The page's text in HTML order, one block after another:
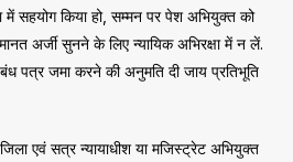
में सहयोग किया हो, सम्मन पर पेश अभियुक्त को
अर्जी सुनने के लिए न्यायिक अभिरक्षा में न लें.
पत्र जमा करने की अनुमति दी जाय प्रतिभूति
एवं सत्र न्यायाधीश या मजिस्ट्रेट अभियुक्त